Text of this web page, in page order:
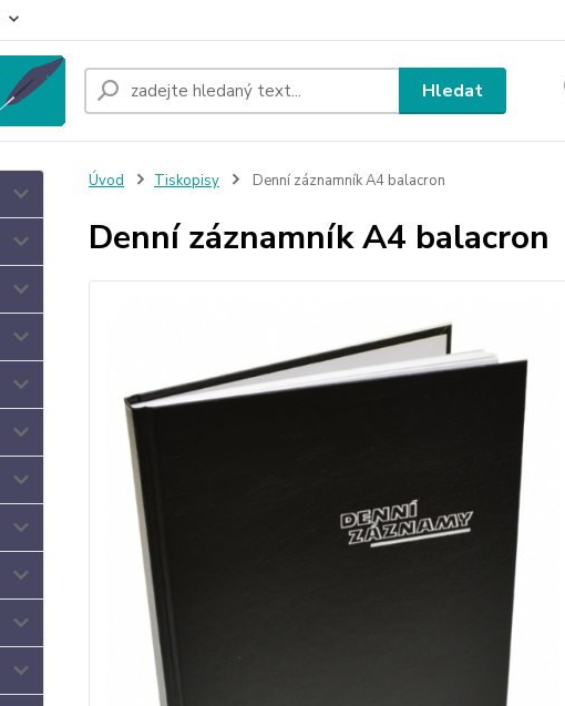
Hledat
Úvod Tiskopisy Denní záznamník A4 balacron
Denní záznamník A4 balacron